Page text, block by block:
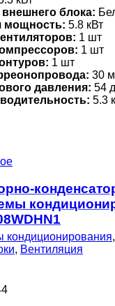
внешнего блока:
мощность: 5.8 кВт
1 шт
1 шт
1 шт
30 м
давления: 54
5.3
,
, Вентиляция